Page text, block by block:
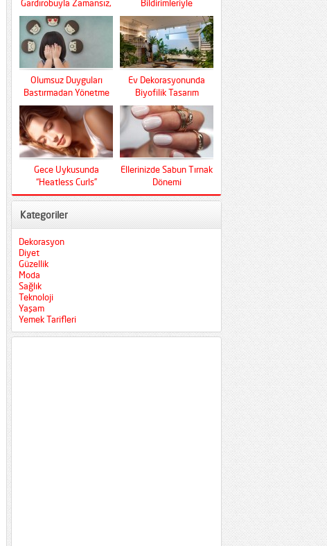
Gardırobuyla Zamansız,
Fonksiyonel Ve Konfor
Bildirimleriyle
Şekilleniyor
Olumsuz Duyguları
Bastırmadan Yönetme
Sanatı
Ev Dekorasyonunda
Biyofilik Tasarım
Devrimi
Gece Uykusunda
“Heatless Curls”
Mucizesi
Ellerinizde Sabun Tırnak
Dönemi
Kategoriler
Dekorasyon
Diyet
Güzellik
Moda
Sağlık
Teknoloji
Yaşam
Yemek Tarifleri